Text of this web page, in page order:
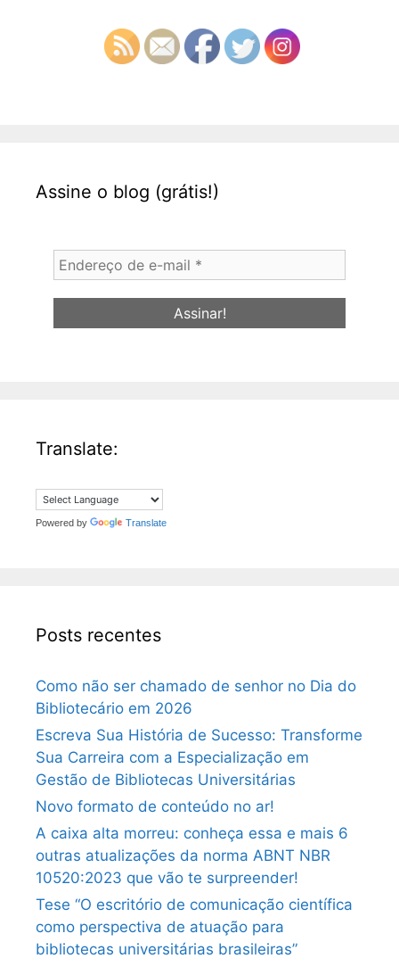
Assine o blog (grátis!)
Endereço
de
e-
Translate:
Powered by Translate
Posts recentes
Como não ser chamado de senhor no Dia do
Bibliotecário em 2026
Escreva Sua História de Sucesso: Transforme
Sua Carreira com a Especialização em
Gestão de Bibliotecas Universitárias
Novo formato de conteúdo no ar!
A caixa alta morreu: conheça essa e mais 6
outras atualizações da norma ABNT NBR
10520:2023 que vão te surpreender!
Tese “O escritório de comunicação científica
como perspectiva de atuação para
bibliotecas universitárias brasileiras”